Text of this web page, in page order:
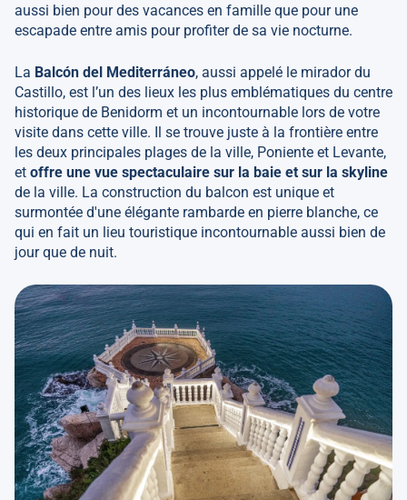
aussi bien pour des vacances en famille que pour une
escapade entre amis pour profiter de sa vie nocturne.
La Balcón del Mediterráneo, aussi appelé le mirador du
Castillo, est l’un des lieux les plus emblématiques du centre
historique de Benidorm et un incontournable lors de votre
visite dans cette ville. Il se trouve juste à la frontière entre
les deux principales plages de la ville, Poniente et Levante,
et offre une vue spectaculaire sur la baie et sur la skyline
de la ville. La construction du balcon est unique et
surmontée d'une élégante rambarde en pierre blanche, ce
qui en fait un lieu touristique incontournable aussi bien de
jour que de nuit.